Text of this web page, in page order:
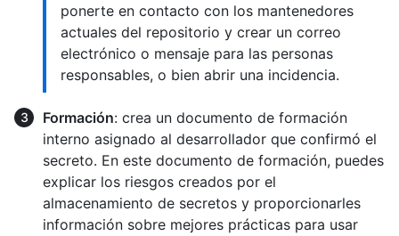
ponerte en contacto con los mantenedores
actuales del repositorio y crear un correo
electrónico o mensaje para las personas
responsables, o bien abrir una incidencia.
Formación: crea un documento de formación
interno asignado al desarrollador que confirmó el
secreto. En este documento de formación, puedes
explicar los riesgos creados por el
almacenamiento de secretos y proporcionarles
información sobre mejores prácticas para usar